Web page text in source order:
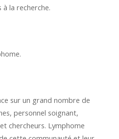
la recherche.
sur un grand nombre de
personnel soignant,
chercheurs. Lymphome